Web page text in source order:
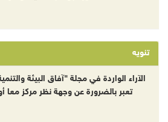
تنويه
الآراء الواردة في مجلة "آفاق البيئة
تعبر بالضرورة عن وجهة نظر مركز معا